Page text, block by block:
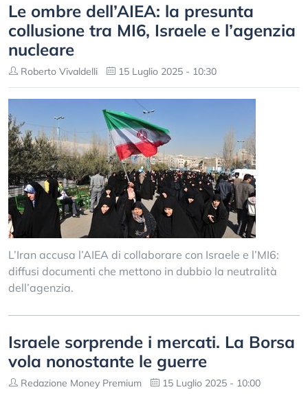
Le ombre dell’AIEA: la presunta
collusione tra MI6, Israele e l’agenzia
nucleare
Roberto Vivaldelli 15 Luglio 2025 - 10:30
L’Iran accusa l’AIEA di collaborare con Israele e l’MI6:
diffusi documenti che mettono in dubbio la neutralità
dell’agenzia.
Israele sorprende i mercati. La Borsa
vola nonostante le guerre
Redazione Money Premium 15 Luglio 2025 - 10:00